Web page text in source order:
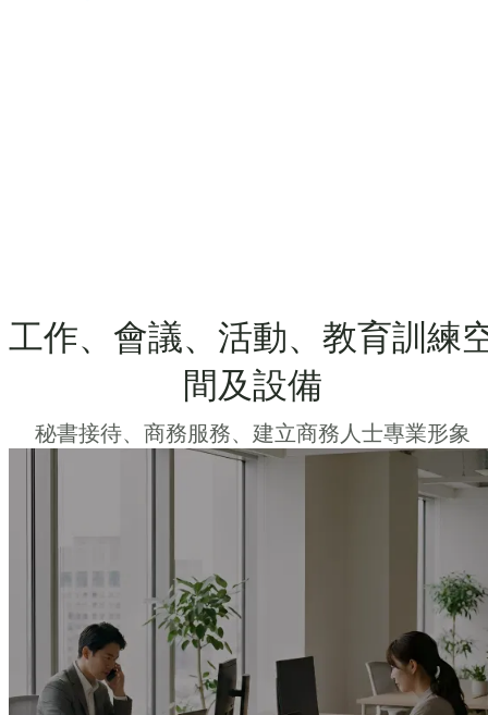
工作、會議、活動、教育訓練
間及設備
秘書接待、商務服務、建立商務人士專業形象